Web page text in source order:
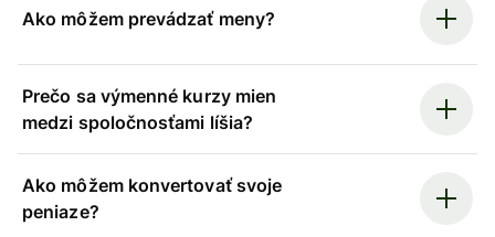
Ako môžem prevádzať meny?
Prečo sa výmenné kurzy mien
medzi spoločnosťami líšia?
Ako môžem konvertovať svoje
peniaze?